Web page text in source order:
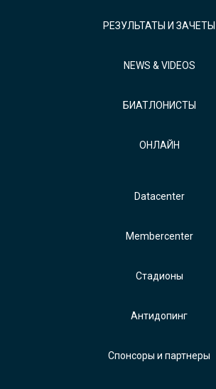
РЕЗУЛЬТАТЫ И ЗАЧЕТЫ
NEWS & VIDEOS
БИАТЛОНИСТЫ
ОНЛАЙН
Datacenter
Membercenter
Стадионы
Антидопинг
Спонсоры и партнеры